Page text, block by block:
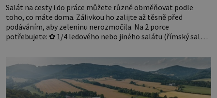
Salát na cesty i do práce můžete různě obměňovat podle
toho, co máte doma. Zálivkou ho zalijte až těsně před
podáváním, aby zeleninu nerozmočila. Na 2 porce
potřebujete: ✿ 1/4 ledového nebo jiného salátu (římský salát,
rajčata Zálivka: ✿ 4 lžíce olivového oleje ✿ 1 lžíci citronové
šťávy ✿ ½ stroužku